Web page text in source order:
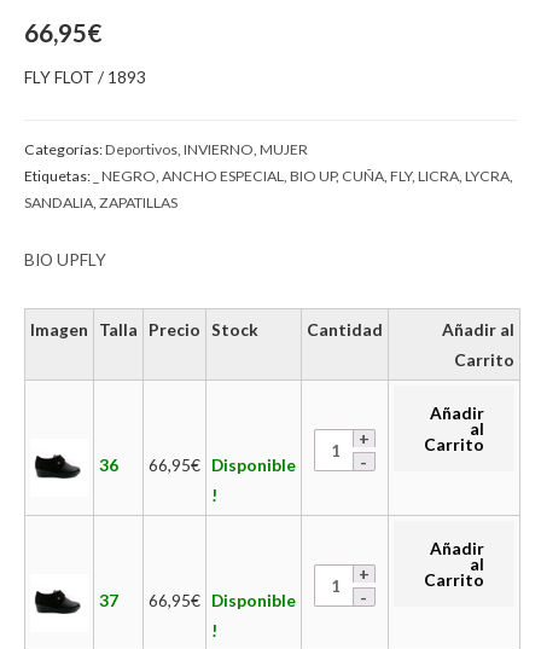
66,95€
FLY FLOT / 1893
Categorías:Deportivos INVIERNO MUJER
Etiquetas: _ NEGRO ANCHO ESPECIAL BIO UP, CUÑA FLY, LICRA LYCRA
SANDALIA ZAPATILLAS
BIO UPFLY
Imagen Talla Precio Stock Cantidad
Añadir al
Carrito
36 66,95€ Disponible
!
Añadir
al
Carrito
37 66,95€ Disponible
!
Añadir
al
Carrito